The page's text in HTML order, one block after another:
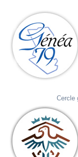
Généa79
Cercle
HPB